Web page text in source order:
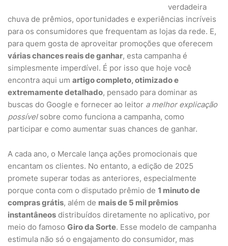
verdadeira
chuva de prêmios, oportunidades e experiências incríveis
para os consumidores que frequentam as lojas da rede. E,
para quem gosta de aproveitar promoções que oferecem
várias chances reais de ganhar, esta campanha é
simplesmente imperdível. É por isso que hoje você
encontra aqui um artigo completo, otimizado e
extremamente detalhado, pensado para dominar as
buscas do Google e fornecer ao leitor a melhor explicação
possívelsobre como funciona a campanha, como
participar e como aumentar suas chances de ganhar.
A cada ano, o Mercale lança ações promocionais que
encantam os clientes. No entanto, a edição de 2025
promete superar todas as anteriores, especialmente
porque conta com o disputado prêmio de 1 minuto de
compras grátis, além de mais de 5 mil prêmios
instantâneos distribuídos diretamente no aplicativo, por
meio do famoso Giro da Sorte. Esse modelo de campanha
estimula não só o engajamento do consumidor, mas